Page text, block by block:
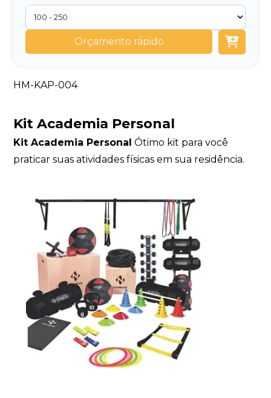
Orçamento rápido
HM-KAP-004
Kit Academia Personal
Kit Academia Personal Ótimo kit para você
praticar suas atividades físicas em sua residência.